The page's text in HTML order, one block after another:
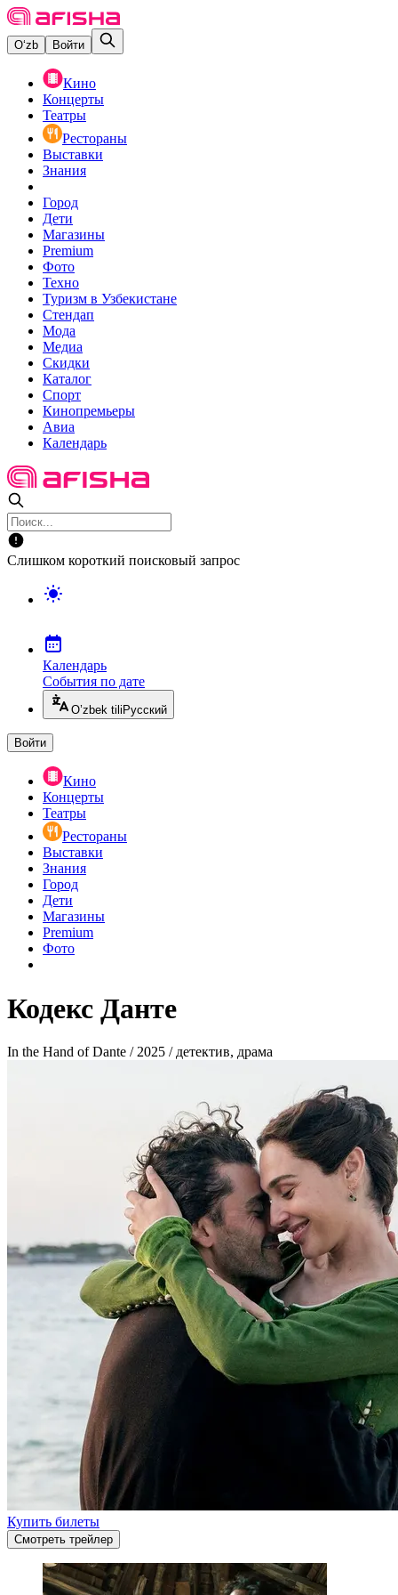
O‘zb Войти
Кино
Концерты
Театры
Рестораны
Выставки
Знания
Город
Дети
Магазины
Premium
Фото
Техно
Туризм в Узбекистане
Стендап
Мода
Медиа
Скидки
Каталог
Спорт
Кинопремьеры
Авиа
Календарь
Слишком короткий поисковый запрос
Календарь
События по дате
O’zbek tili Русский
Войти
Кино
Концерты
Театры
Рестораны
Выставки
Знания
Город
Дети
Магазины
Premium
Фото
Кодекс Данте
In the Hand of Dante / 2025 / детектив, драма
Купить билеты
Смотреть трейлер